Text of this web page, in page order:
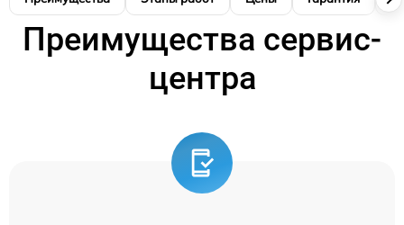
Преимущества сервис-
центра